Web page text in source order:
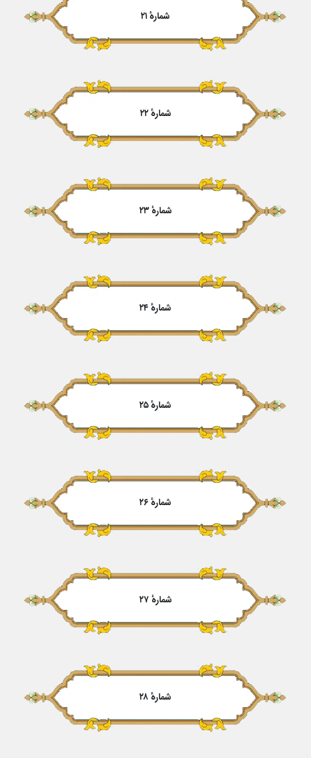
شمارهٔ ۲۱
شمارهٔ ۲۲
شمارهٔ ۲۳
شمارهٔ ۲۴
شمارهٔ ۲۵
شمارهٔ ۲۶
شمارهٔ ۲۷
شمارهٔ ۲۸